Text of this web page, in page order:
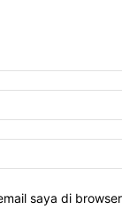
saya di